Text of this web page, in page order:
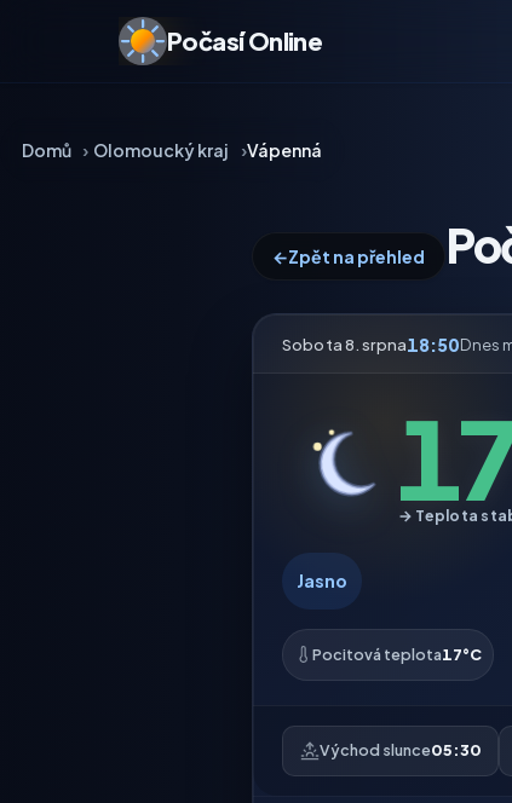
Počasí Online
Domů Olomoucký kraj Vápenná
←Zpět na přehled
Sobota 8. srpna18:50Dnes
→ Teplota
Jasno
Pocitová teplota17°C
Východ slunce05:30